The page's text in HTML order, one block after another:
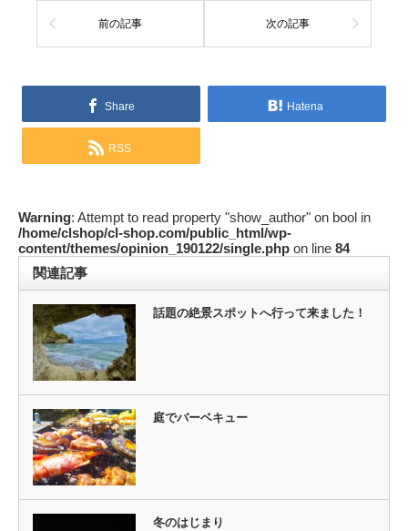
前の記事 次の記事
Share Hatena
RSS
Warning: Attempt to read property "show_author" on bool in
/home/clshop/cl-shop.com/public_html/wp-
content/themes/opinion_190122/single.php on line 84
関連記事
話題の絶景スポットへ行って来ました！
庭でバーベキュー
冬のはじまり